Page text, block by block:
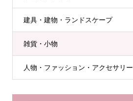
建具・建物・ランドスケープ
雑貨・小物
人物・ファッション・アクセサリー